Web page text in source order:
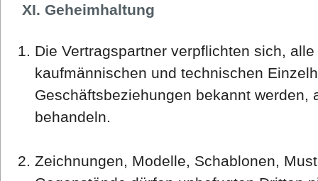
XI. Geheimhaltung
Die Vertragspartner verpflichten sich,
kaufmännischen und technischen
Geschäftsbeziehungen bekannt werden,
behandeln.
Zeichnungen, Modelle, Schablonen,